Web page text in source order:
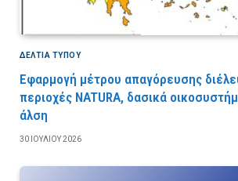
ΔΕΛΤΙΑ ΤΥΠΟΥ
Εφαρμογή μέτρου απαγόρευσης
περιοχές NATURA, δασικά
άλση
30 ΙΟΥΛΊΟΥ 2026